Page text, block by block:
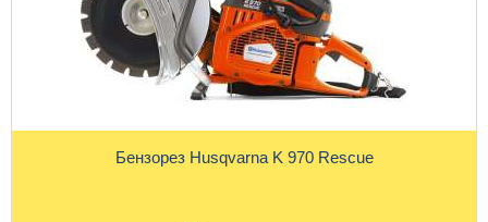
Бензорез Husqvarna K 970 Rescue